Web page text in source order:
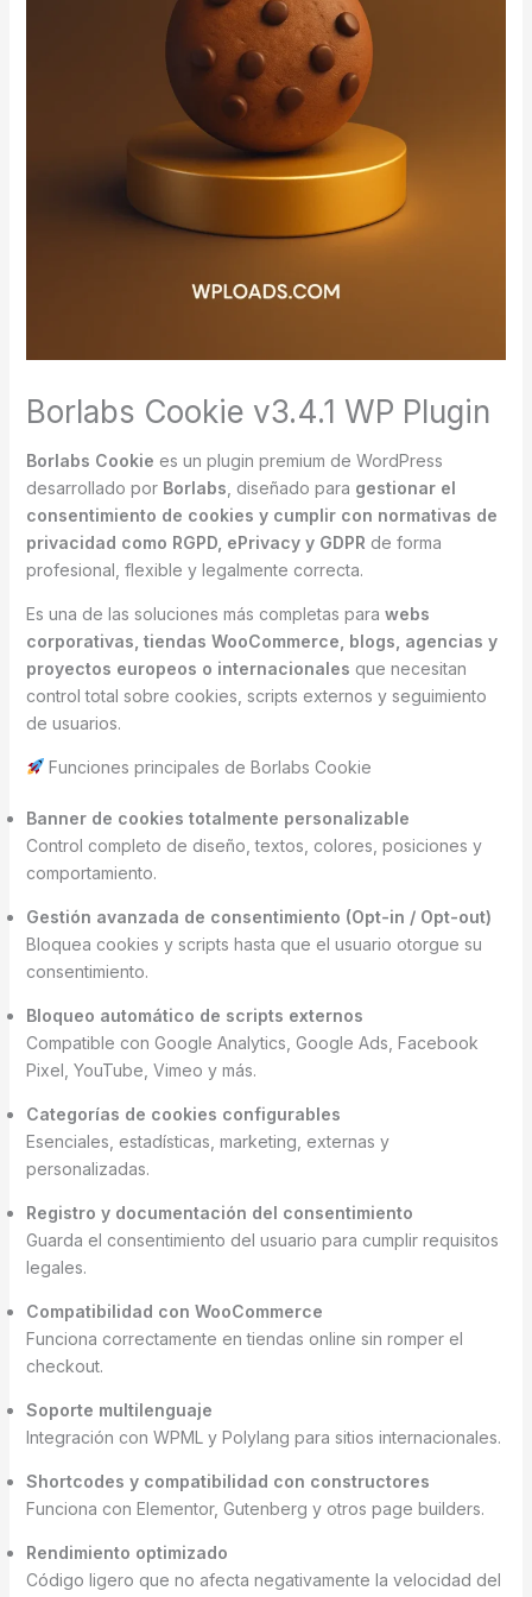
Borlabs Cookie v3.4.1 WP Plugin
Borlabs Cookie es un plugin premium de WordPress
desarrollado por Borlabs , diseñado para gestionar el
consentimiento de cookies y cumplir con normativas de
privacidad como RGPD, ePrivacy y GDPR de forma
profesional, flexible y legalmente correcta.
Es una de las soluciones más completas para webs
corporativas, tiendas WooCommerce, blogs, agencias y
proyectos europeos o internacionales que necesitan
control total sobre cookies, scripts externos y seguimiento
de usuarios.
Funciones principales de Borlabs Cookie
Banner de cookies totalmente personalizable
Control completo de diseño, textos, colores, posiciones y
comportamiento.
Gestión avanzada de consentimiento (Opt-in / Opt-out)
Bloquea cookies y scripts hasta que el usuario otorgue su
consentimiento.
Bloqueo automático de scripts externos
Compatible con Google Analytics, Google Ads, Facebook
Pixel, YouTube, Vimeo y más.
Categorías de cookies configurables
Esenciales, estadísticas, marketing, externas y
personalizadas.
Registro y documentación del consentimiento
Guarda el consentimiento del usuario para cumplir requisitos
legales.
Compatibilidad con WooCommerce
Funciona correctamente en tiendas online sin romper el
checkout.
Soporte multilenguaje
Integración con WPML y Polylang para sitios internacionales.
Shortcodes y compatibilidad con constructores
Funciona con Elementor, Gutenberg y otros page builders.
Rendimiento optimizado
Código ligero que no afecta negativamente la velocidad del